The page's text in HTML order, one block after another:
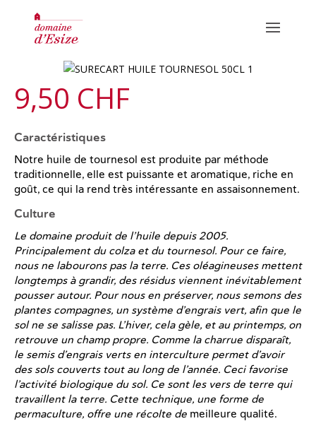
CUVÉES ROUGES
CUVÉES BLANCHES
HUILES
INFORMATIONS / DÉGUSTATIONS
OÙ TROUVER NOS PRODUITS
GALERIE PHOTO
N
o
w
9,50 CHF
Caractéristiques
Notre huile de tournesol est produite par méthode
traditionnelle, elle est puissante et aromatique, riche en
goût, ce qui la rend très intéressante en assaisonnement.
Culture
Le domaine produit de l’huile depuis 2005.
Principalement du colza et du tournesol. Pour ce faire,
nous ne labourons pas la terre. Ces oléagineuses mettent
longtemps à grandir, des résidus viennent inévitablement
pousser autour. Pour nous en préserver, nous semons des
plantes compagnes, un système d’engrais vert, afin que le
sol ne se salisse pas. L’hiver, cela gèle, et au printemps, on
retrouve un champ propre. Comme la charrue disparaît,
le semis d’engrais verts en interculture permet d’avoir
des sols couverts tout au long de l’année. Ceci favorise
l’activité biologique du sol. Ce sont les vers de terre qui
travaillent la terre. Cette technique, une forme de
permaculture, offre une récolte de meilleure qualité.